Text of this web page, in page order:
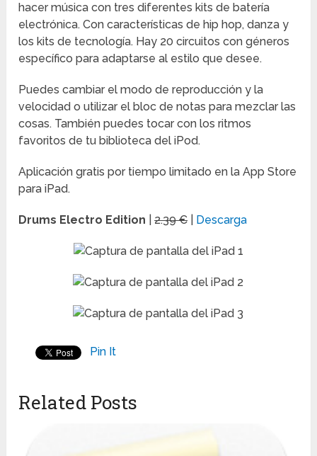
hacer música con tres diferentes kits de batería
electrónica. Con características de hip hop, danza y
los kits de tecnología. Hay 20 circuitos con géneros
específico para adaptarse al estilo que desee.
Puedes cambiar el modo de reproducción y la
velocidad o utilizar el bloc de notas para mezclar las
cosas. También puedes tocar con los ritmos
favoritos de tu biblioteca del iPod.
Aplicación gratis por tiempo limitado en la App Store
para iPad.
Drums Electro Edition |2.39 € Descarga
Pin It
Related Posts